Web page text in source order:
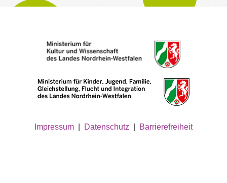
Impressum Datenschutz Barrierefreiheit